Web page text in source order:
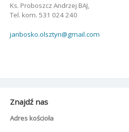
Ks. Proboszcz Andrzej BAJ,
Tel. kom. 531 024 240
janbosko.olsztyn@gmail.com
Znajdź nas
Adres kościoła